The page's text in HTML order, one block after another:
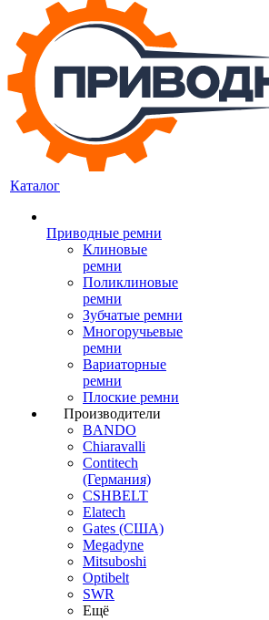
Каталог
Приводные ремни
Клиновые
ремни
Поликлиновые
ремни
Зубчатые ремни
Многоручьевые
ремни
Вариаторные
ремни
Плоские ремни
Производители
BANDO
Chiaravalli
Contitech
(Германия)
CSHBELT
Elatech
Gates (США)
Megadyne
Mitsuboshi
Optibelt
SWR
Ещё